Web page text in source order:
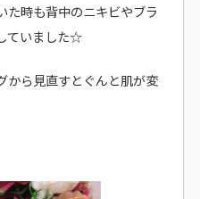
た時も背中のニキビやブラ
ていました☆
から見直すとぐんと肌が変